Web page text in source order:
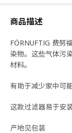
商品描述
FÖRNUFTIG 费努
染物。这些气体污
材料。
有助于减少家中可
这款过滤器易于安
产地见包装